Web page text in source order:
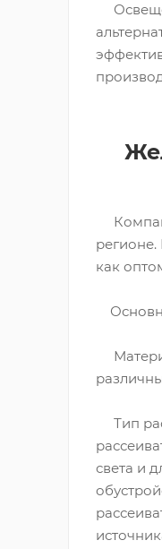
как
Тип
света и